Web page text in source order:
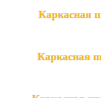
Каркасная
Каркасная